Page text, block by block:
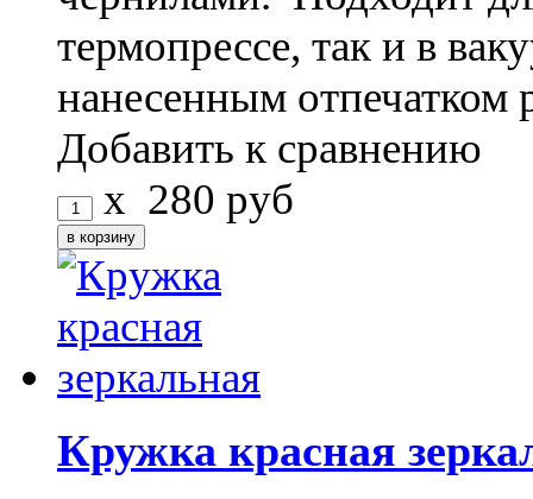
термопрессе, так и в
нанесенным
Добавить к сравнению
x 280 руб
Кружка красная